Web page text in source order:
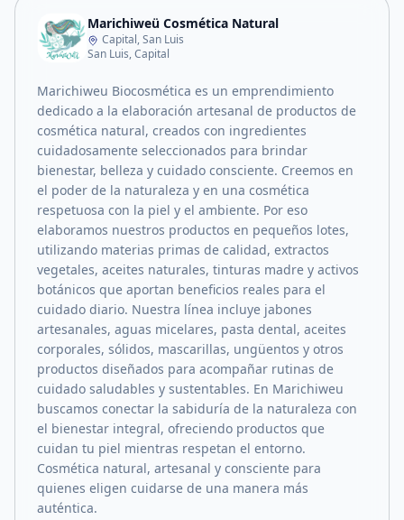
Marichiweü Cosmética Natural
Capital, San Luis
San Luis, Capital
Marichiweu Biocosmética es un emprendimiento
dedicado a la elaboración artesanal de productos de
cosmética natural, creados con ingredientes
cuidadosamente seleccionados para brindar
bienestar, belleza y cuidado consciente. Creemos en
el poder de la naturaleza y en una cosmética
respetuosa con la piel y el ambiente. Por eso
elaboramos nuestros productos en pequeños lotes,
utilizando materias primas de calidad, extractos
vegetales, aceites naturales, tinturas madre y activos
botánicos que aportan beneficios reales para el
cuidado diario. Nuestra línea incluye jabones
artesanales, aguas micelares, pasta dental, aceites
corporales, sólidos, mascarillas, ungüentos y otros
productos diseñados para acompañar rutinas de
cuidado saludables y sustentables. En Marichiweu
buscamos conectar la sabiduría de la naturaleza con
el bienestar integral, ofreciendo productos que
cuidan tu piel mientras respetan el entorno.
Cosmética natural, artesanal y consciente para
quienes eligen cuidarse de una manera más
auténtica.